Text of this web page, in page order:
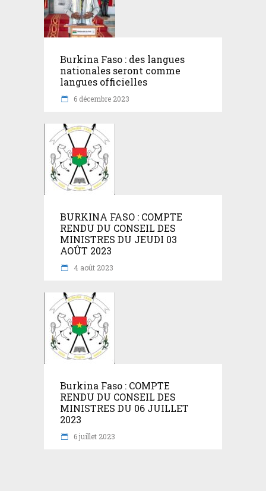
Burkina Faso : des langues
nationales seront comme
langues officielles
6 décembre 2023
BURKINA FASO : COMPTE
RENDU DU CONSEIL DES
MINISTRES DU JEUDI 03
AOÛT 2023
4 août 2023
Burkina Faso : COMPTE
RENDU DU CONSEIL DES
MINISTRES DU 06 JUILLET
2023
6 juillet 2023